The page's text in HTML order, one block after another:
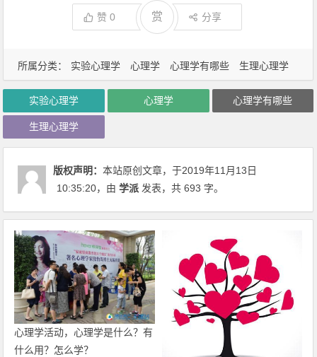
所属分类： 实验心理学 心理学 心理学有哪些 生理心理学
赞0 赏 分享
实验心理学 心理学 心理学有哪些
生理心理学
版权声明：本站原创文章，于2019年11月13日
10:35:20，由学派 发表，共 693 字。
心理学活动，心理学是什么？有
什么用？怎么学？